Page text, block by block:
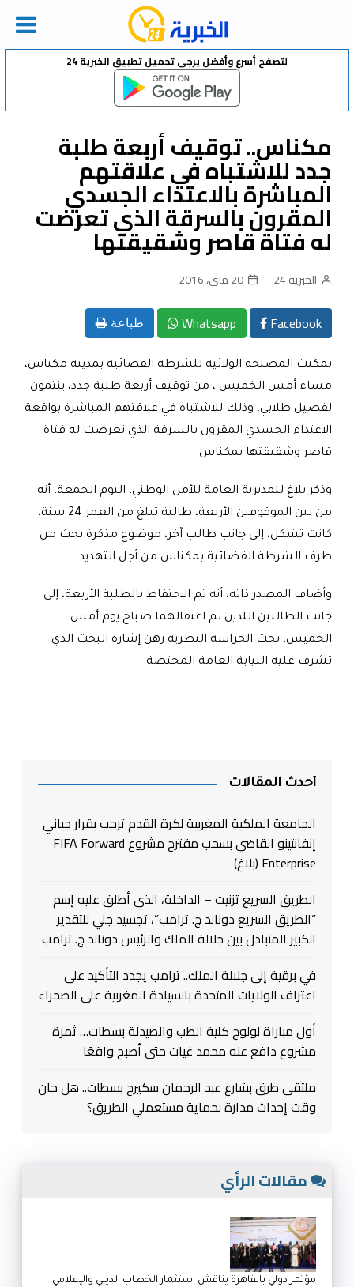
Skip
لتصفح أسرع وأفضل يرجى تحميل تطبيق الخبرية 24
مكناس.. توقيف أربعة طلبة
جدد للاشتباه في علاقتهم
المباشرة بالاعتداء الجسدي
المقرون بالسرقة الذي تعرضت
له فتاة قاصر وشقيقتها
الخبرية 24 20 ماي، 2016
Facebook
Whatsapp طباعة
تمكنت المصلحة الولائية للشرطة القضائية بمدينة مكناس،
مساء أمس الخميس ، من توقيف أربعة طلبة جدد، ينتمون
لفصيل طلابي، وذلك للاشتباه في علاقتهم المباشرة بواقعة
الاعتداء الجسدي المقرون بالسرقة الذي تعرضت له فتاة
قاصر وشقيقتها بمكناس.
وذكر بلاغ للمديرية العامة للأمن الوطني، اليوم الجمعة، أنه
من بين الموقوفين الأربعة، طالبة تبلغ من العمر 24 سنة،
كانت تشكل، إلى جانب طالب آخر، موضوع مذكرة بحث من
طرف الشرطة القضائية بمكناس من أجل التهديد.
وأضاف المصدر ذاته، أنه تم الاحتفاظ بالطلبة الأربعة، إلى
جانب الطالبين اللذين تم اعتقالهما صباح يوم أمس
الخميس، تحت الحراسة النظرية رهن إشارة البحث الذي
تشرف عليه النيابة العامة المختصة.
أحدث المقالات
الجامعة الملكية المغربية لكرة القدم ترحب بقرار جياني
إنفانتينو القاضي بسحب مقترح مشروع FIFA Forward
Enterprise (بلاغ)
الطريق السريع تزنيت – الداخلة، الذي أطلق عليه إسم
“الطريق السريع دونالد ج. ترامب”، تجسيد جلي للتقدير
الكبير المتبادل بين جلالة الملك والرئيس دونالد ج. ترامب
في برقية إلى جلالة الملك.. ترامب يجدد التأكيد على
اعتراف الولايات المتحدة بالسيادة المغربية على الصحراء
أول مباراة لولوج كلية الطب والصيدلة بسطات… ثمرة
مشروع دافع عنه محمد غيات حتى أصبح واقعًا
ملتقى طرق بشارع عبد الرحمان سكيرج بسطات.. هل حان
وقت إحداث مدارة لحماية مستعملي الطريق؟
مقالات الرأي
مؤتمر دولي بالقاهرة يناقش استثمار الخطاب الديني والإعلامي